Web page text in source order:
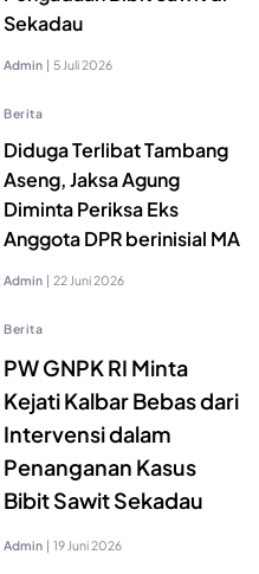
Sekadau
Admin | 5 Juli 2026
Berita
Diduga Terlibat Tambang
Aseng, Jaksa Agung
Diminta Periksa Eks
Anggota DPR berinisial MA
Admin | 22 Juni 2026
Berita
PW GNPK RI Minta
Kejati Kalbar Bebas dari
Intervensi dalam
Penanganan Kasus
Bibit Sawit Sekadau
Admin | 19 Juni 2026